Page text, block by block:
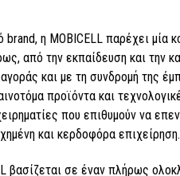
η MOBICELL παρέχει μία
από την εκπαίδευση και την
και με τη συνδρομή της
προϊόντα και
που επιθυμούν να
και κερδοφόρα επιχείρηση.
βασίζεται σε έναν πλήρως